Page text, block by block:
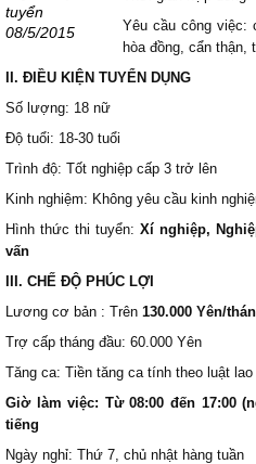
tuyển
08/5/2015
Yêu cầu công việc:
hòa đồng, cẩn thận,
II. ĐIỀU KIỆN TUYỂN DỤNG
Số lượng: 18 nữ
Độ tuổi: 18-30 tuổi
Trình độ: Tốt nghiệp cấp 3 trở lên
Kinh nghiệm: Không yêu cầu kinh
Hình thức thi tuyển: Xí nghiệp,
vấn
III. CHẾ ĐỘ PHÚC LỢI
Lương cơ bản : Trên 130.000 Yên/
Trợ cấp tháng đầu: 60.000 Yên
Tăng ca: Tiền tăng ca tính theo luật
Giờ làm việc: Từ 08:00 đến 17:00
tiếng
Ngày nghỉ: Thứ 7, chủ nhật hàng tuần